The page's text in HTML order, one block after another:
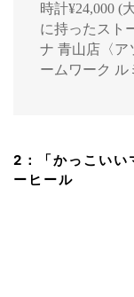
時計¥24,000 (
に持ったスト
ナ 青山店〈ア
ームワーク ル
2：「かっこいい
ーヒール